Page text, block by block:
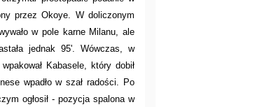
przez Okoye. W doliczonym
w pole karne Milanu, ale
jednak 95'. Wówczas, w
Kabasele, który dobił
wpadło w szał radości. Po
ogłosił - pozycja spalona w